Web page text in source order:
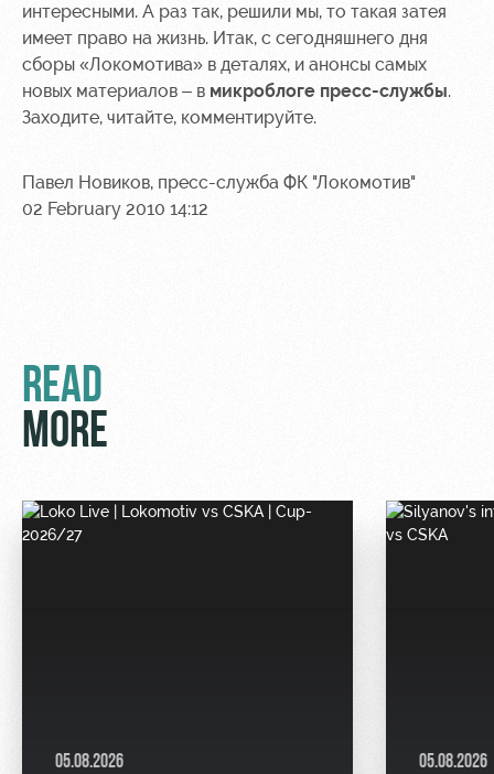
rent
Space
Ice palace
Sport
activities
Wallpapers
A fan card
Loyalty
program
Parking
интересными. А раз так, решили мы, то такая затея
имеет право на жизнь. Итак, с сегодняшнего дня
сборы «Локомотива» в деталях, и анонсы самых
новых материалов – в микроблоге пресс-службы.
Заходите, читайте, комментируйте.
Павел Новиков, пресс-служба ФК "Локомотив"
02 February 2010 14:12
READ
MORE
05.08.2026 05.08.2026